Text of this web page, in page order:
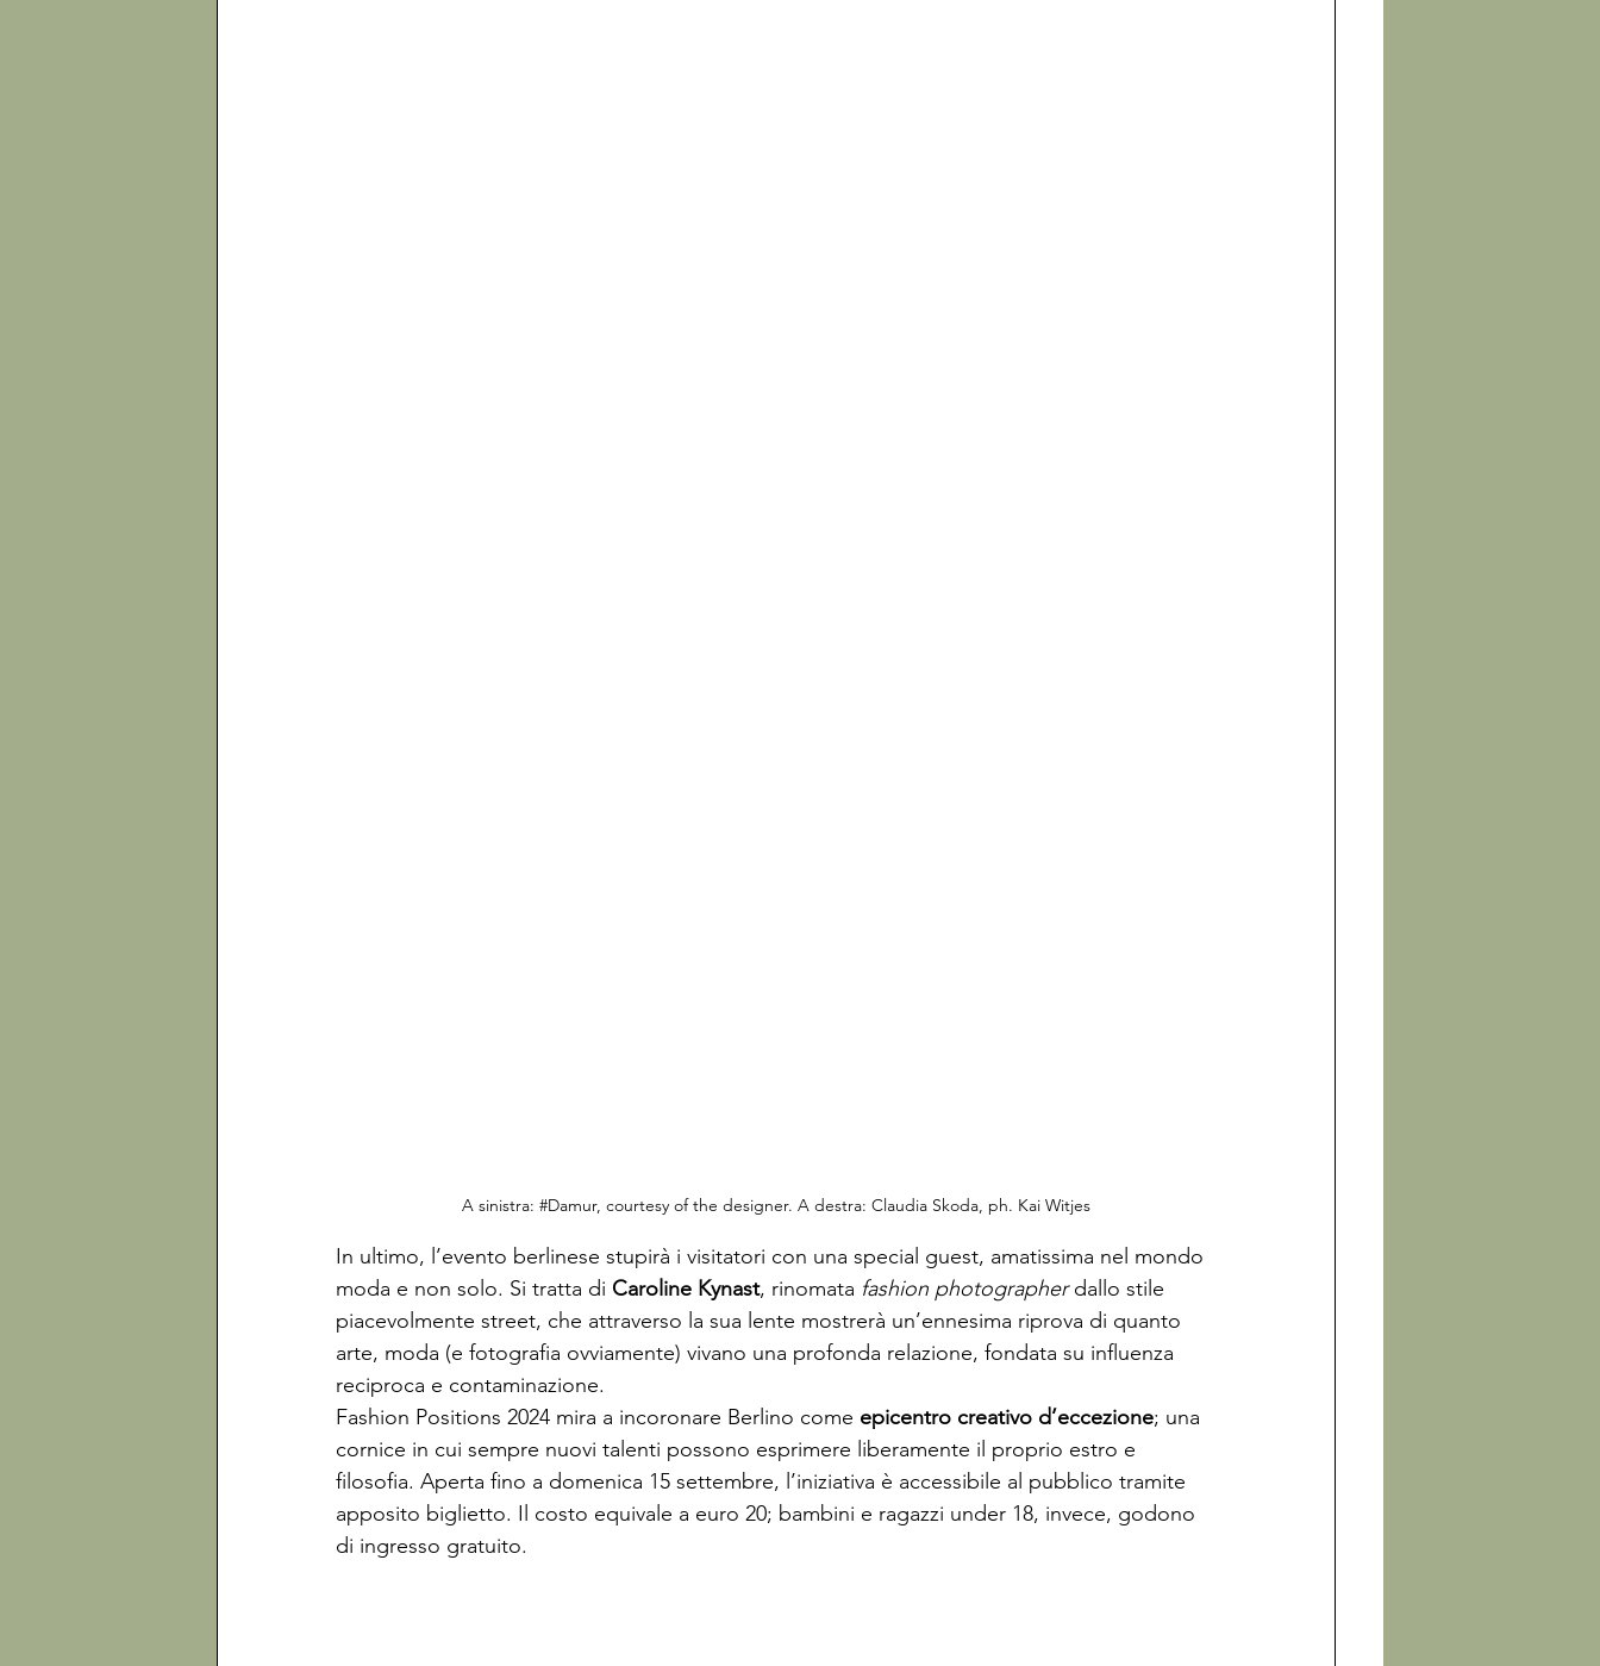
A sinistra: #Damur, courtesy of the designer. A destra: Claudia Skoda, ph. Kai Witjes
In ultimo, l’evento berlinese stupirà i visitatori con una special guest, amatissima nel mondo
moda e non solo. Si tratta di Caroline Kynast, rinomata fashion photographer dallo stile
piacevolmente street, che attraverso la sua lente mostrerà un’ennesima riprova di quanto
arte, moda (e fotografia ovviamente) vivano una profonda relazione, fondata su influenza
reciproca e contaminazione.
Fashion Positions 2024 mira a incoronare Berlino come epicentro creativo d’eccezione; una
cornice in cui sempre nuovi talenti possono esprimere liberamente il proprio estro e
filosofia. Aperta fino a domenica 15 settembre, l’iniziativa è accessibile al pubblico tramite
apposito biglietto. Il costo equivale a euro 20; bambini e ragazzi under 18, invece, godono
di ingresso gratuito.